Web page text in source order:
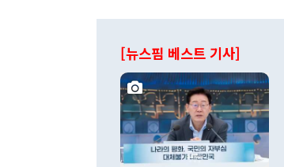
[뉴스핌 베스트 기사]